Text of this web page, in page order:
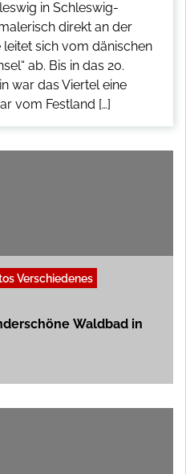
in Schleswig-
direkt an der
leitet sich vom dänischen
ab. Bis in das 20.
war das Viertel eine
vom Festland […]
Verschiedenes
Waldbad in